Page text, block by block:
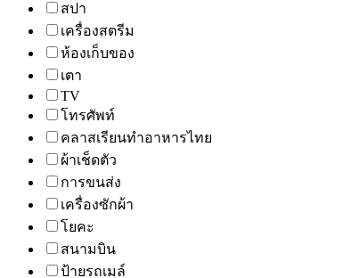
สปา
เครื่องสตรีม
ห้องเก็บของ
เตา
TV
โทรศัพท์
คลาสเรียนทำอาหารไทย
ผ้าเช็ดตัว
การขนส่ง
เครื่องซักผ้า
โยคะ
สนามบิน
ป้ายรถเมล์